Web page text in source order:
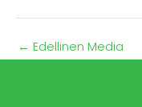
← Edellinen Media